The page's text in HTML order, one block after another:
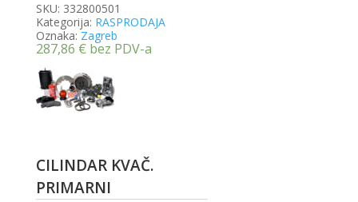
SKU: 332800501
Kategorija: RASPRODAJA
Oznaka: Zagreb
287,86 € bez PDV-a
CILINDAR KVAČ.
PRIMARNI